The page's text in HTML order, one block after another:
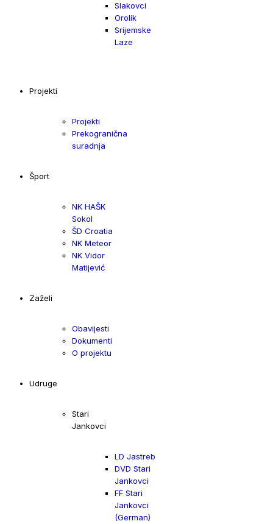
Slakovci
Orolik
Srijemske
Laze
Projekti
Projekti
Prekogranična
suradnja
Šport
NK HAŠK
Sokol
ŠD Croatia
NK Meteor
NK Vidor
Matijević
Zaželi
Obavijesti
Dokumenti
O projektu
Udruge
Stari
Jankovci
LD Jastreb
DVD Stari
Jankovci
FF Stari
Jankovci
(German)